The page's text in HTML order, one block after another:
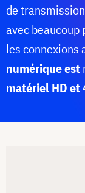
de
avec beaucoup
les connexions
numérique est
matériel HD et